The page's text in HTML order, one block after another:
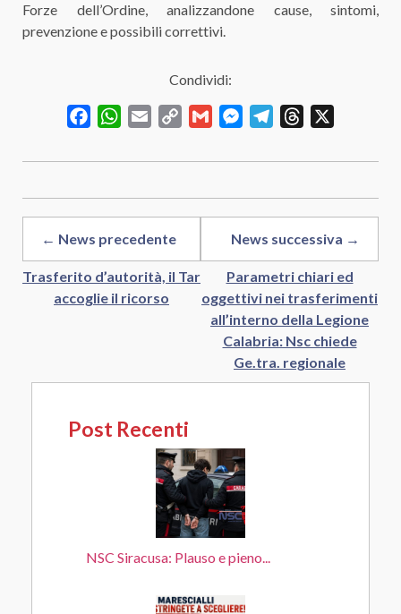
Forze dell’Ordine, analizzandone cause, sintomi,
prevenzione e possibili correttivi.
Condividi:
FacebookWhatsApp
Email
Copy
Gmail MessengerTelegramThreads
← News precedente
Trasferito d’autorità, il Tar
accoglie il ricorso
News successiva →
Parametri chiari ed
oggettivi nei trasferimenti
all’interno della Legione
Calabria: Nsc chiede
Ge.tra. regionale
Post Recenti
NSC Siracusa: Plauso e pieno...